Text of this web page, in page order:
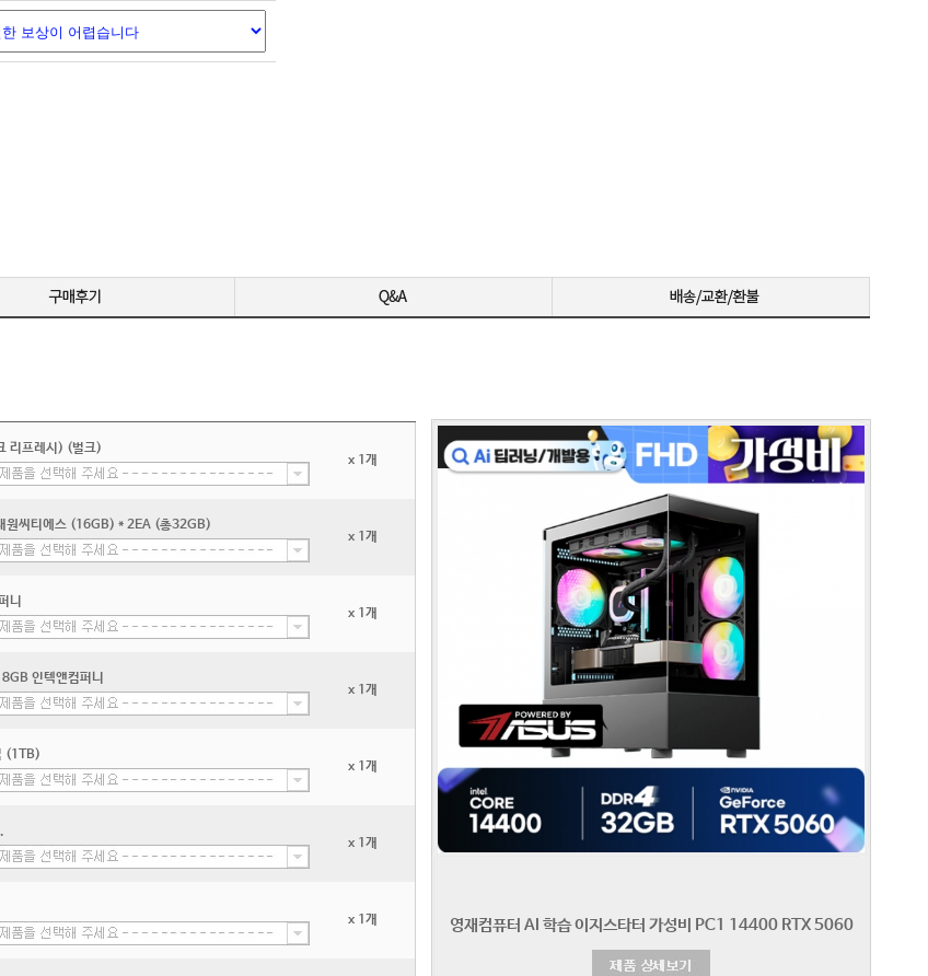
리프레시) (벌크)
x 1개
씨티에스 (16GB) * 2EA (총32GB)
x 1개
니
x 1개
인텍앤컴퍼니
x 1개
(1TB)
x 1개
x 1개
x 1개